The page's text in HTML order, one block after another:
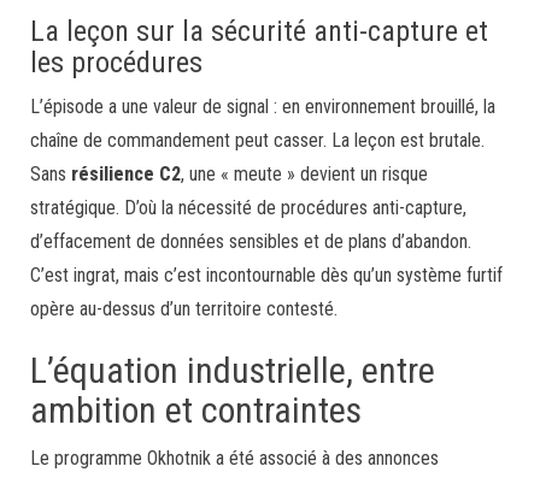
La leçon sur la sécurité anti-capture et
les procédures
L’épisode a une valeur de signal : en environnement brouillé, la
chaîne de commandement peut casser. La leçon est brutale.
Sans résilience C2, une « meute » devient un risque
stratégique. D’où la nécessité de procédures anti-capture,
d’effacement de données sensibles et de plans d’abandon.
C’est ingrat, mais c’est incontournable dès qu’un système furtif
opère au-dessus d’un territoire contesté.
L’équation industrielle, entre
ambition et contraintes
Le programme Okhotnik a été associé à des annonces